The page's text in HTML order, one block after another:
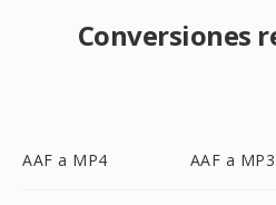
Conversiones
AAF a MP4 AAF a MP3